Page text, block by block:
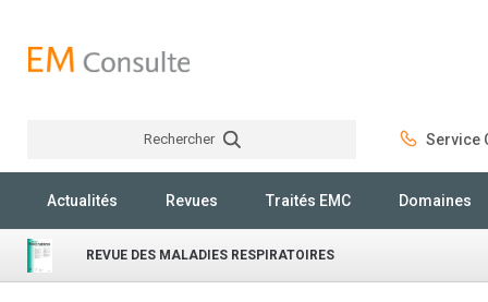
Rechercher Service
Actualités Revues Traités EMC Domaines
REVUE DES MALADIES RESPIRATOIRES